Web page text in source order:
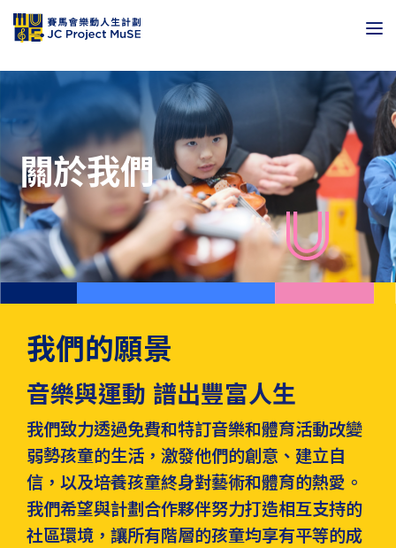
關於我們
我們的願景
音樂與運動 譜出豐富人生
我們致力透過免費和特訂音樂和體育活動改變
弱勢孩童的生活，激發他們的創意、建立自
信，以及培養孩童終身對藝術和體育的熱愛。
我們希望與計劃合作夥伴努力打造相互支持的
社區環境，讓所有階層的孩童均享有平等的成